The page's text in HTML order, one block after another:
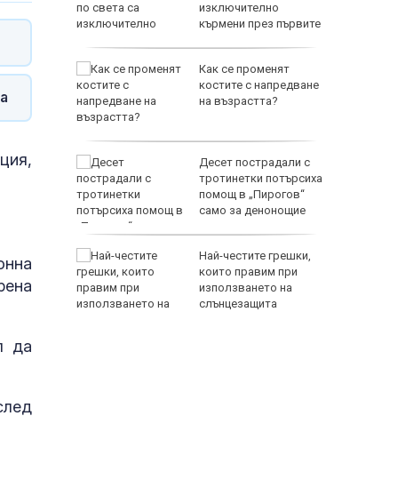
да
на
изключително
кърмени през първите
Как се променят
костите с напредване
на възрастта?
Десет пострадали с
тротинетки потърсиха
помощ в „Пирогов“
само за денонощие
Най-честите грешки,
които правим при
използването на
слънцезащита